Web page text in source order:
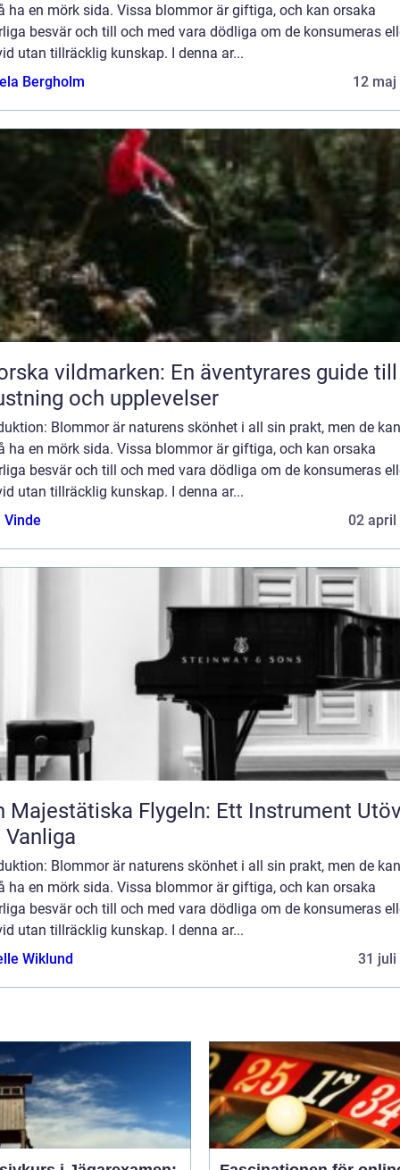
ha en mörk sida. Vissa blommor är giftiga, och kan orsaka
besvär och till och med vara dödliga om de konsumeras
utan tillräcklig kunskap. I denna ar...
Bergholm
12 maj
vildmarken: En äventyrares guide till
och upplevelser
Blommor är naturens skönhet i all sin prakt, men de kan
ha en mörk sida. Vissa blommor är giftiga, och kan orsaka
besvär och till och med vara dödliga om de konsumeras
utan tillräcklig kunskap. I denna ar...
Vinde
02 april
Majestätiska Flygeln: Ett Instrument
Vanliga
Blommor är naturens skönhet i all sin prakt, men de kan
ha en mörk sida. Vissa blommor är giftiga, och kan orsaka
besvär och till och med vara dödliga om de konsumeras
utan tillräcklig kunskap. I denna ar...
Wiklund
31 juli